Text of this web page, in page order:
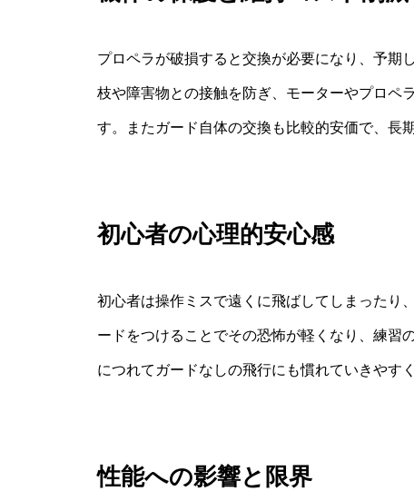
プロペラが破損すると交換が必要になり、予期
枝や障害物との接触を防ぎ、モーターやプロペ
す。またガード自体の交換も比較的安価で、長
初心者の心理的安心感
初心者は操作ミスで遠くに飛ばしてしまったり
ードをつけることでその恐怖が軽くなり、練習
につれてガードなしの飛行にも慣れていきやす
性能への影響と限界